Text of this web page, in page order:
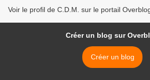
Voir le profil de C.D.M. sur le portail
Créer un blog sur
Créer un blog